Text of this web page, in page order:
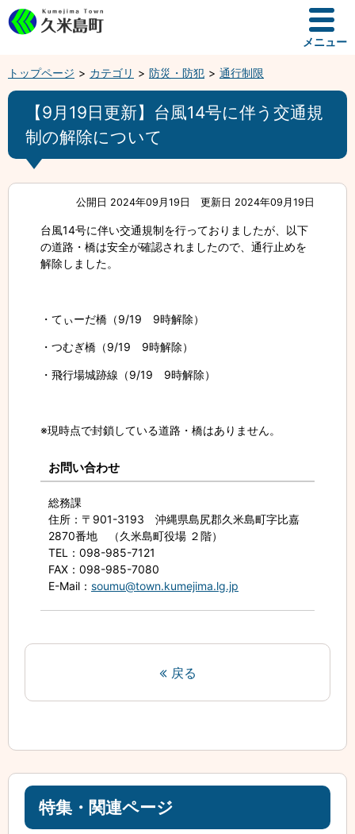
メニュー
トップページ カテゴリ 防災・防犯 通行制限
【9月19日更新】台風14号に伴う交通規
制の解除について
公開日 2024年09月19日 更新日 2024年09月19日
台風14号に伴い交通規制を行っておりましたが、以下
の道路・橋は安全が確認されましたので、通行止めを
解除しました。
・てぃーだ橋（9/19 9時解除）
・つむぎ橋（9/19 9時解除）
・飛行場城跡線（9/19 9時解除）
※現時点で封鎖している道路・橋はありません。
お問い合わせ
総務課
住所 ：〒901-3193 沖縄県島尻郡久米島町字比嘉
2870番地 （久米島町役場 ２階）
TEL
：098-985-7121
FAX ：098-985-7080
E-Mail ： soumu@town.kumejima.lg.jp
戻る
特集・関連ページ